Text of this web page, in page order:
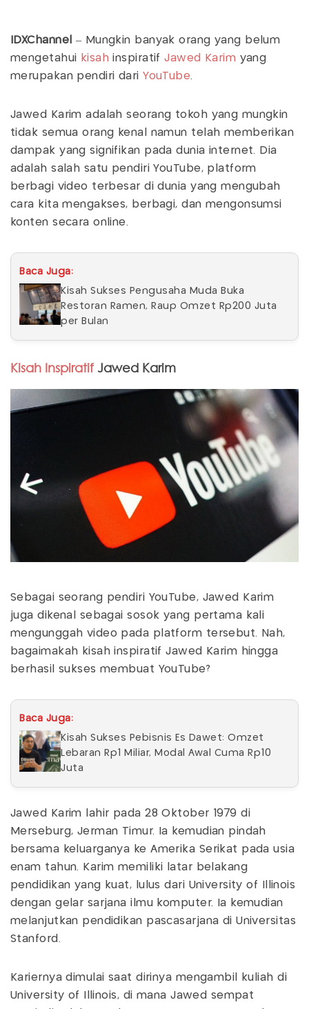
IDXChannel – Mungkin banyak orang yang belum
mengetahui kisah inspiratifJawed Karim yang
merupakan pendiri dariYouTube.
Jawed Karim adalah seorang tokoh yang mungkin
tidak semua orang kenal namun telah memberikan
dampak yang signifikan pada dunia internet. Dia
adalah salah satu pendiri YouTube, platform
berbagi video terbesar di dunia yang mengubah
cara kita mengakses, berbagi, dan mengonsumsi
konten secara online.
Baca Juga:
Kisah Sukses Pengusaha Muda Buka
Restoran Ramen, Raup Omzet Rp200 Juta
per Bulan
Kisah Inspiratif Jawed Karim
Sebagai seorang pendiri YouTube, Jawed Karim
juga dikenal sebagai sosok yang pertama kali
mengunggah video pada platform tersebut. Nah,
bagaimakah kisah inspiratif Jawed Karim hingga
berhasil sukses membuat YouTube?
Baca Juga:
Kisah Sukses Pebisnis Es Dawet: Omzet
Lebaran Rp1 Miliar, Modal Awal Cuma Rp10
Juta
Jawed Karim lahir pada 28 Oktober 1979 di
Merseburg, Jerman Timur. Ia kemudian pindah
bersama keluarganya ke Amerika Serikat pada usia
enam tahun. Karim memiliki latar belakang
pendidikan yang kuat, lulus dari University of Illinois
dengan gelar sarjana ilmu komputer. Ia kemudian
melanjutkan pendidikan pascasarjana di Universitas
Stanford.
Kariernya dimulai saat dirinya mengambil kuliah di
University of Illinois, di mana Jawed sempat